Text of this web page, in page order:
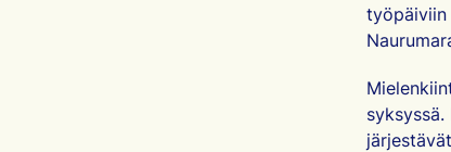
työpäiviin